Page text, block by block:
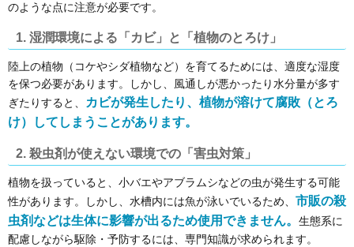
のような点に注意が必要です。
1. 湿潤環境による「カビ」と「植物のとろけ」
陸上の植物（コケやシダ植物など）を育てるためには、適度な湿度
を保つ必要があります。しかし、風通しが悪かったり水分量が多す
ぎたりすると、
カビが発生したり、植物が溶けて腐敗（とろ
け）してしまうことがあります。
2. 殺虫剤が使えない環境での「害虫対策」
植物を扱っていると、小バエやアブラムシなどの虫が発生する可能
性があります。しかし、水槽内には魚が泳いでいるため、 市販の殺
虫剤などは生体に影響が出るため使用できません。 生態系に
配慮しながら駆除・予防するには、専門知識が求められます。